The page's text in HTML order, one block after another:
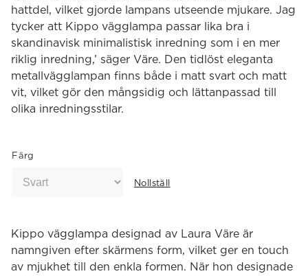
hattdel, vilket gjorde lampans utseende mjukare. Jag
tycker att Kippo vägglampa passar lika bra i
skandinavisk minimalistisk inredning som i en mer
riklig inredning,’ säger Väre. Den tidlöst eleganta
metallvägglampan finns både i matt svart och matt
vit, vilket gör den mångsidig och lättanpassad till
olika inredningsstilar.
Färg
Nollställ
Kippo vägglampa designad av Laura Väre är
namngiven efter skärmens form, vilket ger en touch
av mjukhet till den enkla formen. När hon designade